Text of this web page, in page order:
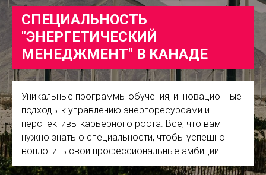
СПЕЦИАЛЬНОСТЬ
"ЭНЕРГЕТИЧЕСКИЙ
МЕНЕДЖМЕНТ" В КАНАДЕ
Уникальные программы обучения, инновационные
подходы к управлению энергоресурсами и
перспективы карьерного роста. Все, что вам
нужно знать о специальности, чтобы успешно
воплотить свои профессиональные амбиции.